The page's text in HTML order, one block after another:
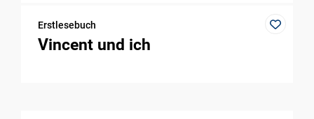
Erstlesebuch
Vincent und ich